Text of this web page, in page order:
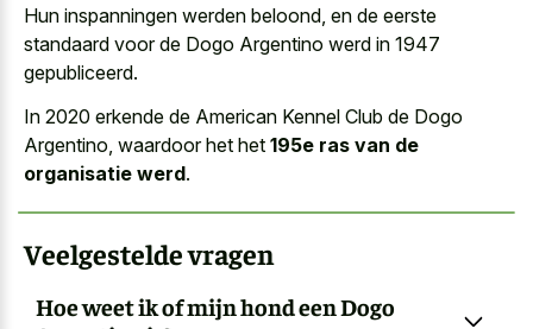
Hun inspanningen werden beloond, en de eerste
standaard voor de Dogo Argentino werd in 1947
gepubliceerd.
In 2020 erkende de American Kennel Club de Dogo
Argentino, waardoor het het 195e ras van de
organisatie werd.
Veelgestelde vragen
Hoe weet ik of mijn hond een Dogo